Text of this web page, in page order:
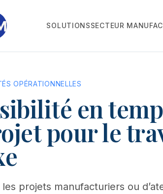
SOLUTIONSSECTEUR
OPÉRATIONNELLES
en
pour le
les projets manufacturiers ou